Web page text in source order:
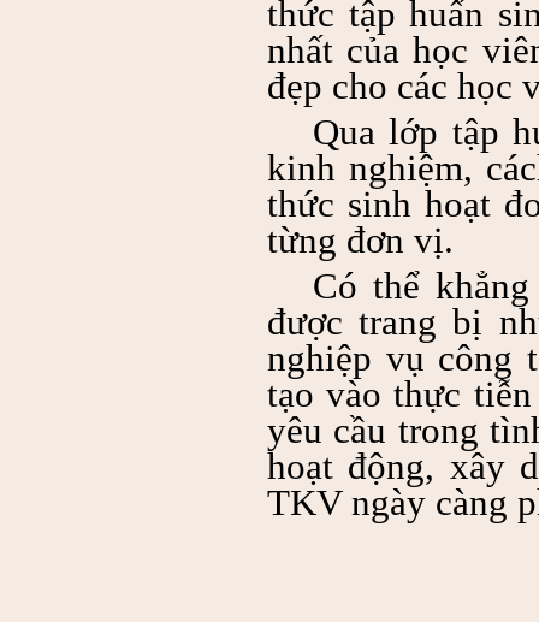
thức tập huấn
nhất của học
đẹp cho các học
Qua lớp tập
kinh nghiệm,
thức sinh hoạt
từng đơn vị.
Có thể
được trang bị
nghiệp vụ công
tạo vào thực
yêu cầu trong
hoạt động, xây
TKV ngày càng